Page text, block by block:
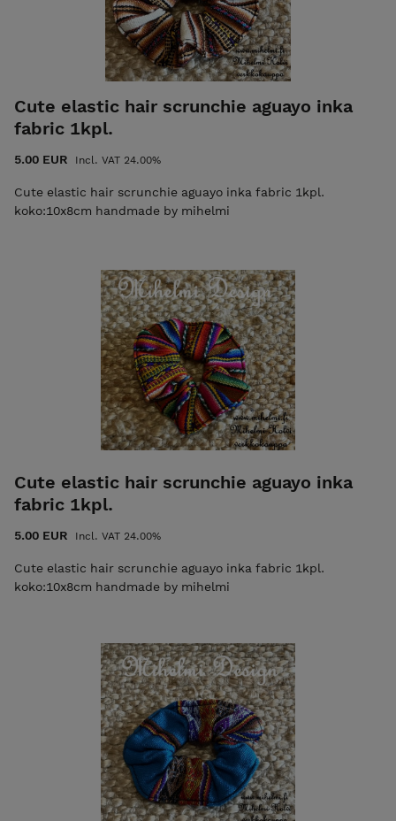
Cute elastic hair scrunchie aguayo inka
fabric 1kpl.
5.00 EUR Incl. VAT 24.00%
Cute elastic hair scrunchie aguayo inka fabric 1kpl.
koko:10x8cm handmade by mihelmi
Cute elastic hair scrunchie aguayo inka
fabric 1kpl.
5.00 EUR Incl. VAT 24.00%
Cute elastic hair scrunchie aguayo inka fabric 1kpl.
koko:10x8cm handmade by mihelmi